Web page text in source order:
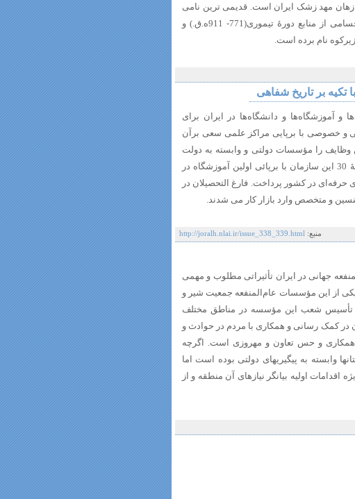
مهد زشک ایران است. قدیمی ترین نامی
که از آن در تاریخ آمده در نسخۀ خطی تاریخ حسامی اثر واعظ حسامی از منابع دورۀ تیموری(771- 911ه.ق.) و
نام برده است.
بر تاریخ شفاهی
و آموزشگاه‌ها و دانشگاه‌ها در ایران برای
و خصوصی با برپایی مراکز علمی سعی برآن
را مؤسسات دولتی و وابسته به دولت
همچون سازمان شاهنشاهی خدمات اجتماعی برعهده گرفت. از دهۀ 30 این سازمان با برپائی اولین آموزشگاه در
در کشور پرداخت. فارغ التحصیلان در
و متخصص وارد بازار کار می شدند.
منبع: http://joralh.nlai.ir/issue_338_339.html
جهانی در ایران تأثیراتی مطلوب و مهمی
یکی از این مؤسسات عام‌المنفعه جمعیت شیر و
به سال 1302ش.بود. تأسیس شعب این مؤسسه در مناطق مختلف
در کمک رسانی و همکاری با مردم در حوادث و
همکاری و حس تعاون و مهروزی است. اگرچه
وابسته به پیگیریهای دولتی بوده است اما
اقدامات اولیه بیانگر نیازهای آن منطقه و از